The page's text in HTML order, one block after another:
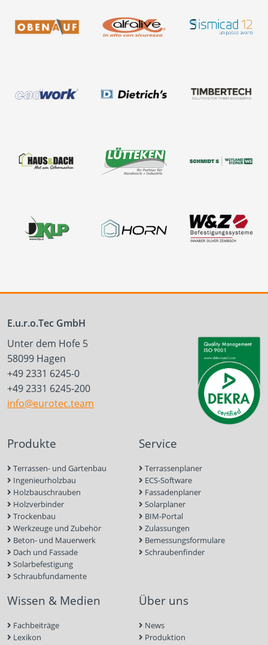
E.u.r.o.Tec GmbH
Unter dem Hofe 5
58099 Hagen
+49 2331 6245-0
+49 2331 6245-200
info@eurotec.team
Produkte
Terrassen- und Gartenbau
Ingenieurholzbau
Holzbauschrauben
Holzverbinder
Trockenbau
Werkzeuge und Zubehör
Beton- und Mauerwerk
Dach und Fassade
Solarbefestigung
Schraubfundamente
Service
Terrassenplaner
ECS-Software
Fassadenplaner
Solarplaner
BIM-Portal
Zulassungen
Bemessungsformulare
Schraubenfinder
Wissen & Medien
Fachbeiträge
Lexikon
Über uns
News
Produktion